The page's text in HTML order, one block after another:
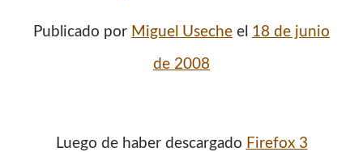
Publicado por Miguel Useche el 18 de junio
de 2008
Luego de haber descargado Firefox 3